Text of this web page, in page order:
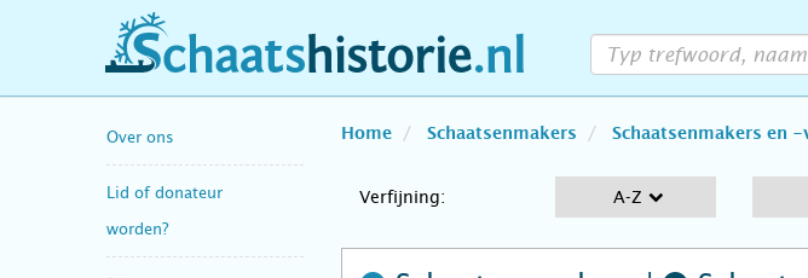
schaatshistorie.nl
Over ons
Lid of donateur
worden?
Home Schaatsenmakers Schaatsenmakers en
Verfijning: A-Z